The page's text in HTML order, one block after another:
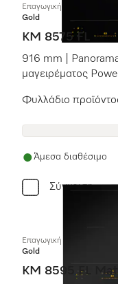
Επαγωγική εστία με
Gold
KM 8575 FL
916 mm |
μαγειρέματος
Φυλλάδιο
Άμεσα διαθέσιμο
Σύγκριση
Επαγωγική εστία με
Gold
KM 8595 FL